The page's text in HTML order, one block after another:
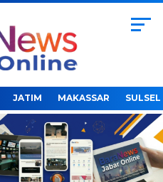
JATIM MAKASSAR SULSEL